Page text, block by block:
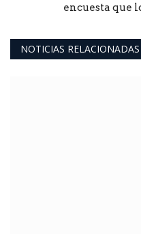
encuesta que
NOTICIAS RELACIONADAS